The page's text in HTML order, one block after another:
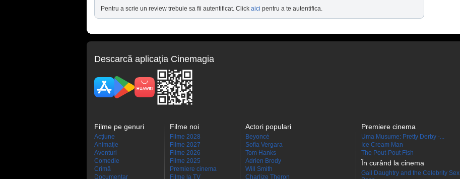
Pentru a scrie un review trebuie sa fii autentificat. Click aici pentru a te autentifica.
Descarcă aplicaţia Cinemagia
Filme pe genuri
Acţiune
Animaţie
Aventuri
Comedie
Crimă
Documentar
Filme noi
Filme 2028
Filme 2027
Filme 2026
Filme 2025
Premiere cinema
Filme la TV
Actori populari
Beyoncé
Sofía Vergara
Tom Hanks
Adrien Brody
Will Smith
Charlize Theron
Premiere cinema
Uma Musume: Pretty Derby -...
Ice Cream Man
The Pout-Pout Fish
În curând la cinema
Gail Daughtry and the Celebrity Sex